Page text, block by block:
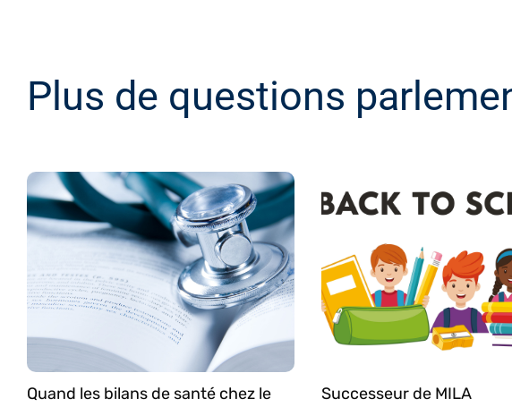
Plus de questions
Quand les bilans de santé chez le
Successeur de MILA